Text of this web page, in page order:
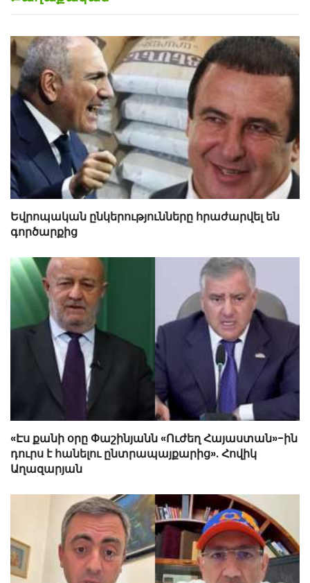
Եվրոպական ընկերությունները հրաժարվել են
գործարքից
«Էս քանի օրը Փաշինյանն «Ուժեղ Հայաստան»-ին
դուրս է հանելու ընտրապայքարից». Հովիկ
Աղազարյան